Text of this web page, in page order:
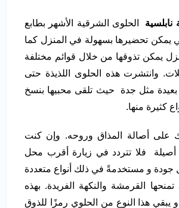
نابلسية
الحلوى الشرقية الأشهر بطابع
يمكن تحضيرها بسهولة في المنزل كما
يمكن تذوقها من خلال قوائم مختلفة
وانتشرت هذه الحلوى اللذيذة حتى
مثل جدة حيث تلقى محبيها بنسخ
كثيرة منها.
على أصالة المذاق وروحه. وإن كنت
فلا تتردد في زيارة أقرب محل
و مستخدمةً في ذلك أنواع متعددة
القرمشة والنكهة الفريدة. بهذه
يبقي هذا النوع من الحلوي رمزًا للذوق